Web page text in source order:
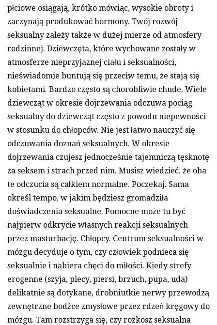
płciowe osiągają, krótko mówiąc, wysokie obroty i
zaczynają produkować hormony. Twój rozwój
seksualny zależy także w dużej mierze od atmosfery
rodzinnej. Dziewczęta, które wychowane zostały w
atmosferze nieprzyjaznej ciału i seksualności,
nieświadomie buntują się przeciw temu, że stają się
kobietami. Bardzo często są chorobliwie chude. Wiele
dziewcząt w okresie dojrzewania odczuwa pociąg
seksualny do dziewcząt często z powodu niepewności
w stosunku do chłopców. Nie jest łatwo nauczyć się
odczuwania doznań seksualnych. W okresie
dojrzewania czujesz jednocześnie tajemniczą tęsknotę
za seksem i strach przed nim. Musisz wiedzieć, że oba
te odczucia są całkiem normalne. Poczekaj. Sama
określ tempo, w jakim będziesz gromadziła
doświadczenia seksualne. Pomocne może tu być
najpierw odkrycie własnych reakcji seksualnych
przez masturbację. Chłopcy. Centrum seksualności w
mózgu decyduje o tym, czy człowiek podnieca się
seksualnie i nabiera chęci do miłości. Kiedy strefy
erogenne (szyja, plecy, piersi, brzuch, pupa, uda)
delikatnie są dotykane, drobniutkie nerwy przewodzą
zewnętrzne bodźce zmysłowe przez rdzeń kręgowy do
mózgu. Tam rozstrzyga się, czy rozkosz seksualna